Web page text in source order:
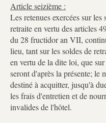
Article seizième :
Les retenues exercées sur les
retraite en vertu des articles
du 28 fructidor an VII,
lieu, tant sur les soldes de
en vertu de la dite loi, que
seront d'après la présente; le
destiné à acquitter, jusqu'à
les frais d'entretien et de
invalides de l'hôtel.